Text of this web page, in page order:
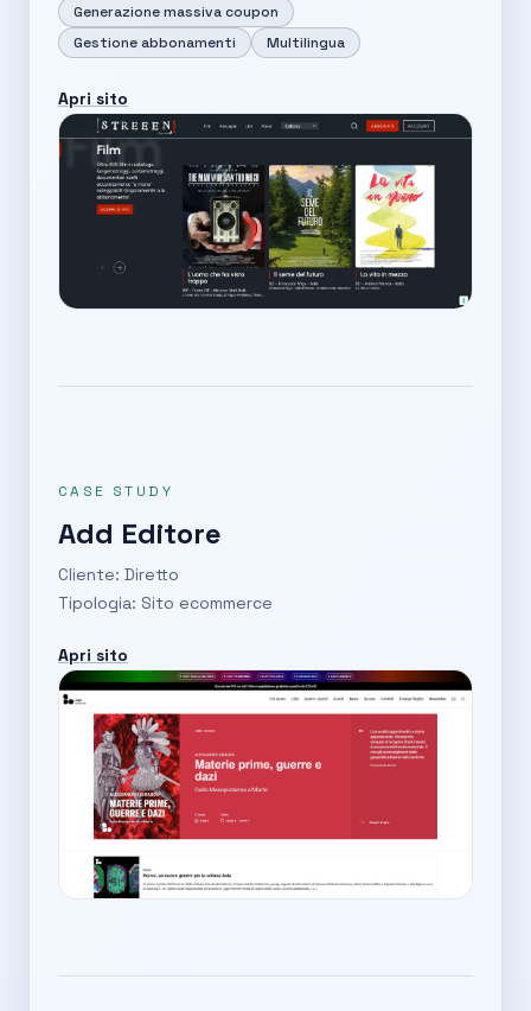
Generazione massiva coupon
Gestione abbonamenti
Multilingua
Apri sito
CASE STUDY
Add Editore
Cliente: Diretto
Tipologia: Sito ecommerce
Apri sito